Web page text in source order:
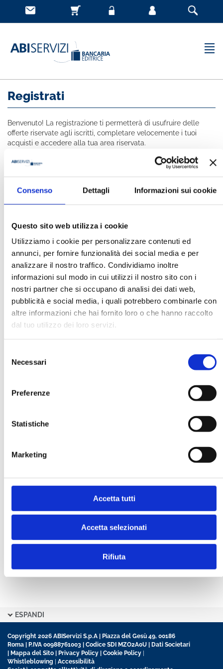
Consenso Dettagli Informazioni sui cookie
Questo sito web utilizza i cookie
Utilizziamo i cookie per personalizzare contenuti ed
annunci, per fornire funzionalità dei social media e per
analizzare il nostro traffico. Condividiamo inoltre
informazioni sul modo in cui utilizzi il nostro sito con i
nostri partner che si occupano di analisi dei dati web,
pubblicità e social media, i quali potrebbero combinarle con
altre informazioni che hai fornito loro o che hanno raccolto
dal tuo utilizzo dei loro servizi.
delNecessari
Preferenze
Statistiche
Marketing
Accetta tutti
Accetta selezionati
Rifiuta
Registrati
Benvenuto! La registrazione ti permetterà di usufruire delle
offerte riservate agli iscritti, completare velocemente i tuoi
acquisti e accedere alla tua area riservata.
Tutti i campi indicati con * sono obbligatori
DATA DI NASCITA *
E-MAIL *
AZIENDA
FUNZIONE AZIENDALE
Ho letto e accetto l’informativa sulla
Ho preso visione delleCondizioni Generalidi
contratto disciplinanti il sito
ESPANDI
Copyright 2026 ABIServizi S.p.A | Piazza del Gesù 49, 00186
Roma | P.IVA 00988761003 | Codice SDI MZO2A0U | Dati Societari
| Mappa del Sito | Privacy Policy | Cookie Policy |
Whistleblowing | Accessibilità